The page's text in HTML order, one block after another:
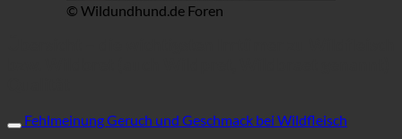
© Wildundhund.de Foren
Fehlmeinung Geruch und Geschmack bei Wildfleisch